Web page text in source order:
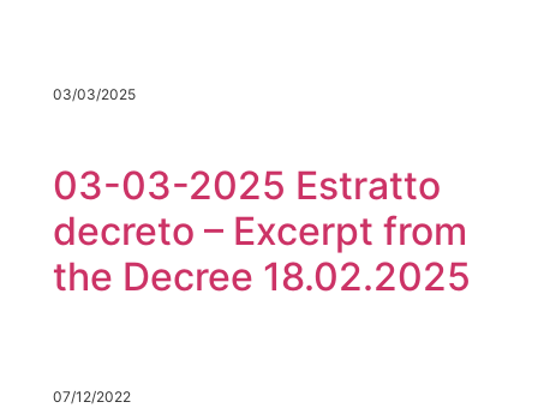
03/03/2025
03-03-2025 Estratto
decreto – Excerpt from
the Decree 18.02.2025
07/12/2022